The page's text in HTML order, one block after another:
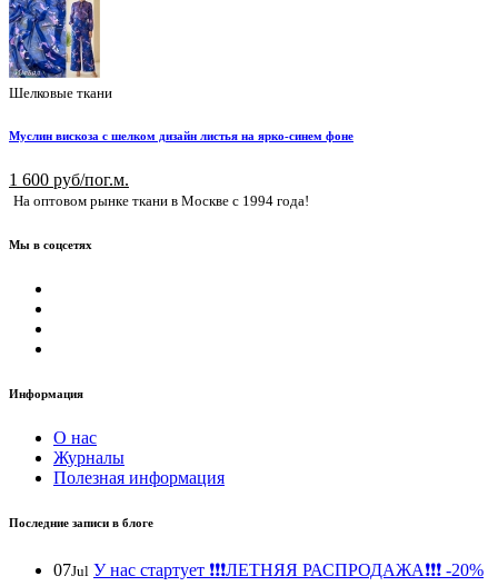
Шелковые ткани
Муслин вискоза с шелком дизайн листья на ярко-синем фоне
1 600 руб/пог.м.
На оптовом рынке ткани в Москве с 1994 года!
Мы в соцсетях
Информация
О нас
Журналы
Полезная информация
Последние записи в блоге
07Jul У нас стартует ❗️❗️❗️ЛЕТНЯЯ РАСПРОДАЖА❗️❗️❗️ -20%